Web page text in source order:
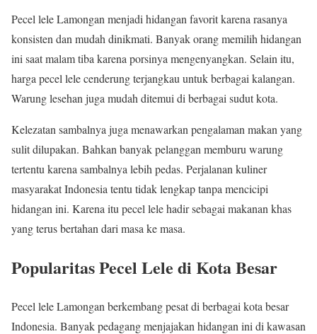
Pecel lele Lamongan menjadi hidangan favorit karena rasanya
konsisten dan mudah dinikmati. Banyak orang memilih hidangan
ini saat malam tiba karena porsinya mengenyangkan. Selain itu,
harga pecel lele cenderung terjangkau untuk berbagai kalangan.
Warung lesehan juga mudah ditemui di berbagai sudut kota.
Kelezatan sambalnya juga menawarkan pengalaman makan yang
sulit dilupakan. Bahkan banyak pelanggan memburu warung
tertentu karena sambalnya lebih pedas. Perjalanan kuliner
masyarakat Indonesia tentu tidak lengkap tanpa mencicipi
hidangan ini. Karena itu pecel lele hadir sebagai makanan khas
yang terus bertahan dari masa ke masa.
Popularitas Pecel Lele di Kota Besar
Pecel lele Lamongan berkembang pesat di berbagai kota besar
Indonesia. Banyak pedagang menjajakan hidangan ini di kawasan